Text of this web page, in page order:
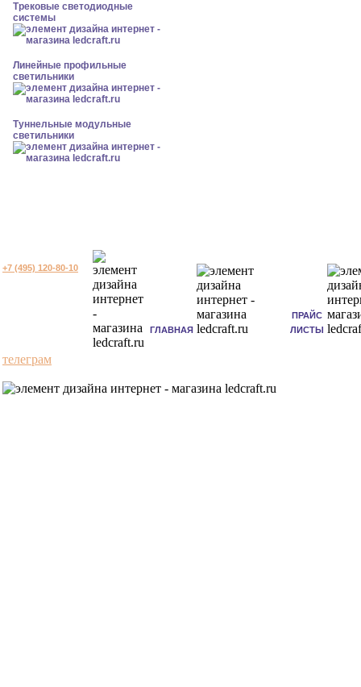
Трековые светодиодные
системы
Линейные профильные
светильники
Туннельные модульные
светильники
+7 (495) 120-80-10
ГЛАВНАЯ
ПРАЙС
ЛИСТЫ
телеграм